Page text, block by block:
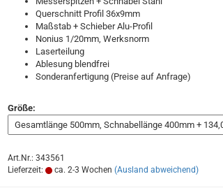
Querschnitt Profil 36x9mm
Maßstab + Schieber Alu-Profil
Nonius 1/20mm, Werksnorm
Laserteilung
Ablesung blendfrei
Sonderanfertigung (Preise auf Anfrage)
Größe:
Art.Nr.: 343561
Lieferzeit:
ca. 2-3 Wochen (Ausland abweichend)